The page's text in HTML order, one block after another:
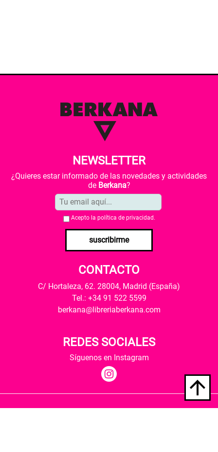
NEWSLETTER
¿Quieres estar informado de las novedades y actividades
de Berkana?
Acepto la política de privacidad .
suscribirme
CONTACTO
C/ Hortaleza, 62. 28004, Madrid (España)
Tel.: +34 91 522 5599
berkana@libreriaberkana.com
REDES SOCIALES
Síguenos en Instagram